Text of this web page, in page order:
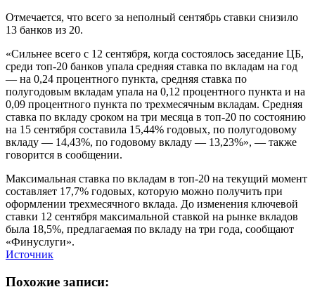
Отмечается, что всего за неполный сентябрь ставки снизило
13 банков из 20.
«Сильнее всего с 12 сентября, когда состоялось заседание ЦБ,
среди топ-20 банков упала средняя ставка по вкладам на год
— на 0,24 процентного пункта, средняя ставка по
полугодовым вкладам упала на 0,12 процентного пункта и на
0,09 процентного пункта по трехмесячным вкладам. Средняя
ставка по вкладу сроком на три месяца в топ-20 по состоянию
на 15 сентября составила 15,44% годовых, по полугодовому
вкладу — 14,43%, по годовому вкладу — 13,23%», — также
говорится в сообщении.
Максимальная ставка по вкладам в топ-20 на текущий момент
составляет 17,7% годовых, которую можно получить при
оформлении трехмесячного вклада. До изменения ключевой
ставки 12 сентября максимальной ставкой на рынке вкладов
была 18,5%, предлагаемая по вкладу на три года, сообщают
«Финуслуги».
Источник
Похожие записи: